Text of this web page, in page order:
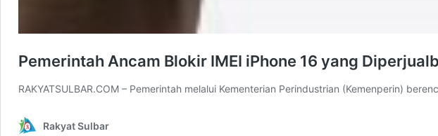
Pemerintah Ancam Blokir IMEI iPhone 16 yang
RAKYATSULBAR.COM – Pemerintah melalui Kementerian Perindustrian (Kemenperin)
Rakyat Sulbar